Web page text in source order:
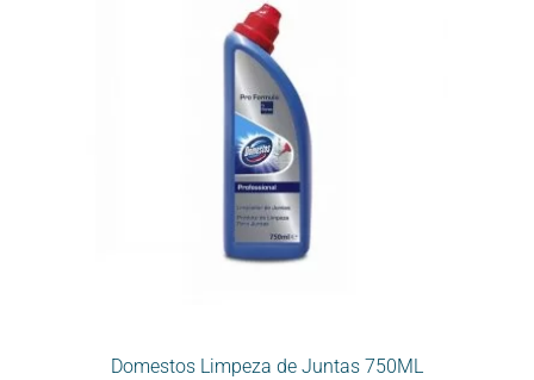
Domestos Limpeza de Juntas 750ML